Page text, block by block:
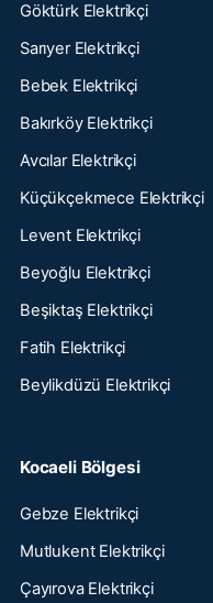
Göktürk Elektrikçi
Sarıyer Elektrikçi
Bebek Elektrikçi
Bakırköy Elektrikçi
Avcılar Elektrikçi
Küçükçekmece Elektrikçi
Levent Elektrikçi
Beyoğlu Elektrikçi
Beşiktaş Elektrikçi
Fatih Elektrikçi
Beylikdüzü Elektrikçi
Kocaeli Bölgesi
Gebze Elektrikçi
Mutlukent Elektrikçi
Çayırova Elektrikçi